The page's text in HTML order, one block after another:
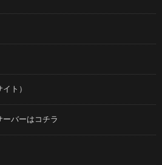
ト）
ーバーはコチラ